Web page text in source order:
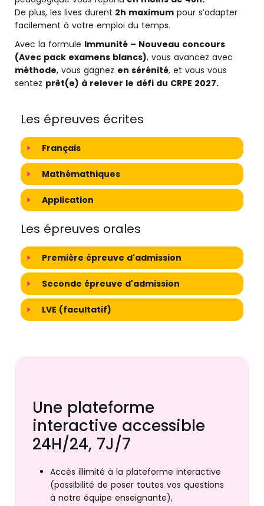
De plus, les lives durent 2h maximum pour s’adapter
facilement à votre emploi du temps.
Avec la formule Immunité – Nouveau concours
(Avec pack examens blancs), vous avancez avec
méthode, vous gagnez en sérénité, et vous vous
sentez prêt(e) à relever le défi du CRPE 2027.
Les épreuves écrites
Français
Mathémathiques
Application
Les épreuves orales
Première épreuve d'admission
Seconde épreuve d'admission
LVE (facultatif)
Une plateforme
interactive accessible
24H/24, 7J/7
Accès illimité à la plateforme interactive
(possibilité de poser toutes vos questions
à notre équipe enseignante),